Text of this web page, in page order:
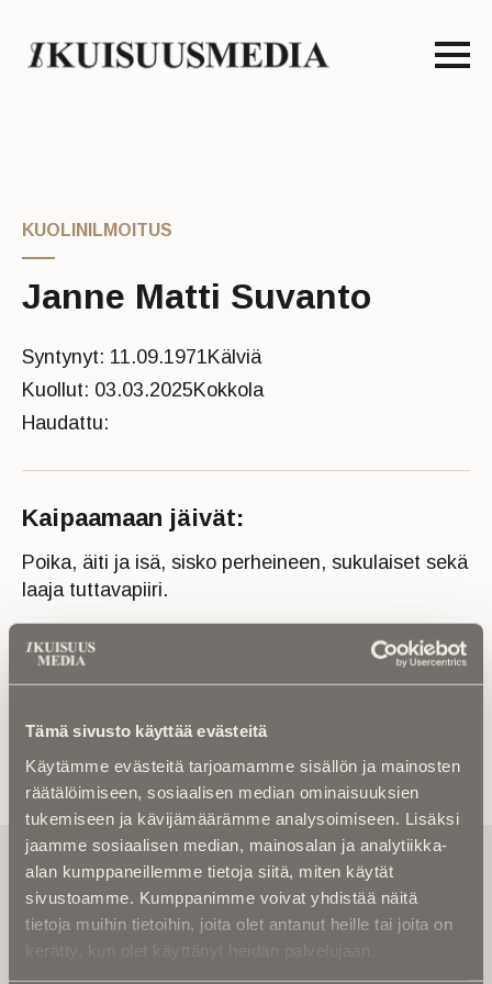
Tämä sivusto käyttää evästeitä
Käytämme evästeitä tarjoamamme sisällön ja mainosten
räätälöimiseen, sosiaalisen median ominaisuuksien
tukemiseen ja kävijämäärämme analysoimiseen. Lisäksi
jaamme sosiaalisen median, mainosalan ja analytiikka-
alan kumppaneillemme tietoja siitä, miten käytät
sivustoamme. Kumppanimme voivat yhdistää näitä
tietoja muihin tietoihin, joita olet antanut heille tai joita on
KUOLINILMOITUS
Janne Matti Suvanto
Syntynyt: 11.09.1971Kälviä
Kuollut: 03.03.2025Kokkola
Haudattu:
Kaipaamaan jäivät:
Poika, äiti ja isä, sisko perheineen, sukulaiset sekä
laaja tuttavapiiri.
Tilaa uutiskirje - Pääset heti parhaiden
artikkelien pariin!
Kirjoita alle sähköpostiosoitteesi niin saat kaksi kertaa